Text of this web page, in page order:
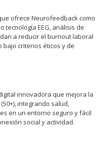
ofrece Neurofeedback como
tecnología EEG, análisis de
a reducir el burnout laboral
criterios éticos y de
innovadora que mejora la
integrando salud,
en un entorno seguro y fácil
social y actividad.